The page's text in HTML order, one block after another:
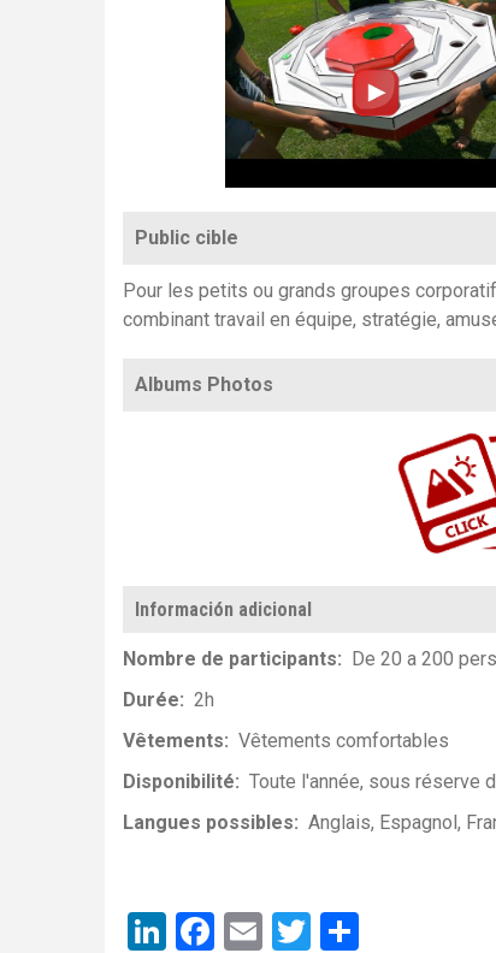
Public cible
Pour les petits ou grands groupes
combinant travail en équipe, stratégie,
Albums Photos
Información adicional
Nombre de participants
De 20 a 200
Durée
2h
Vêtements
Vêtements comfortables
Disponibilité
Toute l'année, sous réserve
Langues possibles
Anglais Espagnol
LinkedIn
Facebook
EmailTwitter